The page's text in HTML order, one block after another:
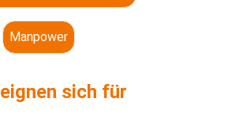
Manpower
eignen sich für